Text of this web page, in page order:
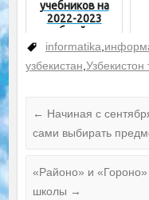
учебников на
2022-2023
учебный год
informatika,
узбекистан,
← Начиная с
сами выбирать
«Районо» и
школы →